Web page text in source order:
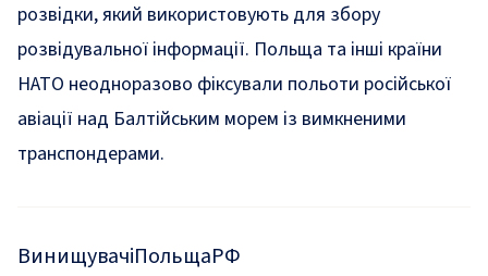
розвідки, який використовують для збору
розвідувальної інформації. Польща та інші країни
НАТО неодноразово фіксували польоти російської
авіації над Балтійським морем із вимкненими
транспондерами.
ВинищувачіПольщаРФ